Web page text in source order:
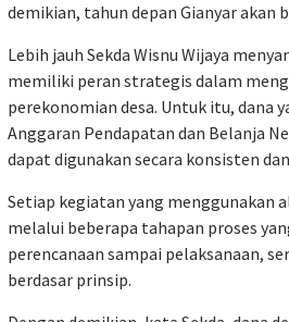
demikian, tahun depan Gianyar akan
Lebih jauh Sekda Wisnu Wijaya
memiliki peran strategis dalam
perekonomian desa. Untuk itu, dana
Anggaran Pendapatan dan Belanja
dapat digunakan secara konsisten
Setiap kegiatan yang menggunakan
melalui beberapa tahapan proses
perencanaan sampai pelaksanaan,
berdasar prinsip.